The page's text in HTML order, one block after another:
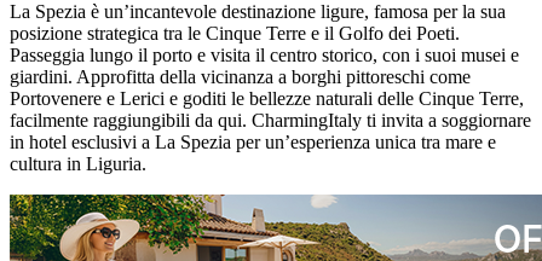
La Spezia è un’incantevole destinazione ligure, famosa per la sua
posizione strategica tra le Cinque Terre e il Golfo dei Poeti.
Passeggia lungo il porto e visita il centro storico, con i suoi musei e
giardini. Approfitta della vicinanza a borghi pittoreschi come
Portovenere e Lerici e goditi le bellezze naturali delle Cinque Terre,
facilmente raggiungibili da qui. CharmingItaly ti invita a soggiornare
in hotel esclusivi a La Spezia per un’esperienza unica tra mare e
cultura in Liguria.